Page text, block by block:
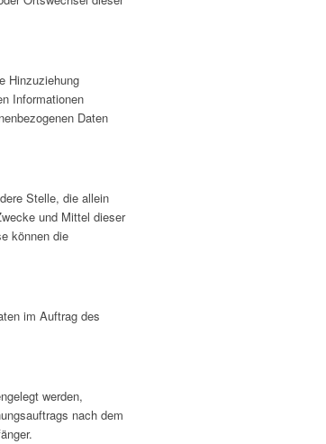
Hinzuziehung
Informationen
Daten
Stelle, die allein
und Mittel dieser
können die
im Auftrag des
werden,
nach dem